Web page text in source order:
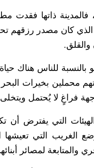
كان مصدر رزقهم
والقلق.
للناس هناك
محملين بخيرات
فراغٍ لا يُحتمل
التي يفترض أن
التي تعيشها
والمتابعة لمصائر